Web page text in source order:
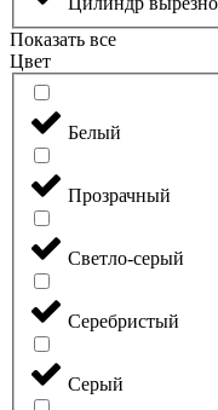
Показать все
Цвет
Белый
Прозрачный
Светло-серый
Серебристый
Серый